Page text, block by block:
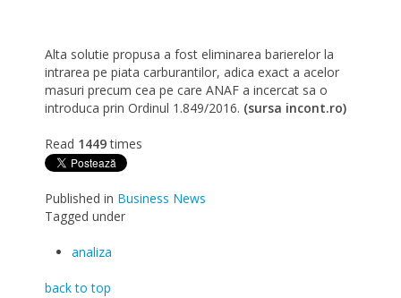
Alta solutie propusa a fost eliminarea barierelor la
intrarea pe piata carburantilor, adica exact a acelor
masuri precum cea pe care ANAF a incercat sa o
introduca prin Ordinul 1.849/2016. (sursa incont.ro)
Read 1449times
Published in Business News
Tagged under
analiza
back to top